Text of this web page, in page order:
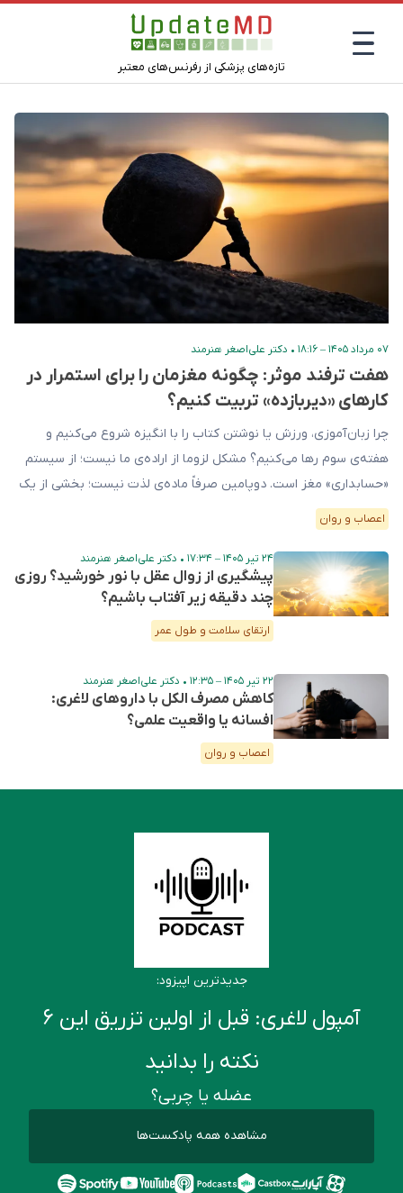
تازه‌های پزشکی از رفرنس‌های معتبر
۰۷ مرداد ۱۴۰۵ – ۱۸:۱۶ • دکتر علی‌اصغر هنرمند
هفت ترفند موثر: چگونه مغزمان را برای استمرار در
کارهای «دیربازده» تربیت کنیم؟
چرا زبان‌آموزی، ورزش یا نوشتن کتاب را با انگیزه شروع می‌کنیم و
هفته‌ی سوم رها می‌کنیم؟ مشکل لزوما از اراده‌ی ما نیست؛ از سیستم
«حسابداری» مغز است. دوپامین صرفاً ماده‌ی لذت نیست؛ بخشی از یک
مدار پیچیده است که محاسبه می‌کند برای هر پاداش، چقدر تلاش
می‌ارزد! وقتی «نتیجه» دور از دسترس، مبهم یا نامطمئن […]
اعصاب و روان
۲۴ تیر ۱۴۰۵ – ۱۷:۳۴ • دکتر علی‌اصغر هنرمند
پیشگیری از زوال عقل با نور خورشید؟ روزی
چند دقیقه زیر آفتاب باشیم؟
ارتقای سلامت و طول عمر
۲۲ تیر ۱۴۰۵ – ۱۲:۳۵ • دکتر علی‌اصغر هنرمند
کاهش مصرف الکل با داروهای لاغری:
افسانه یا واقعیت علمی؟
اعصاب و روان
جدیدترین اپیزود:
آمپول لاغری: قبل از اولین تزریق این ۶
نکته را بدانید
عضله یا چربی؟
مشاهده همه پادکست‌ها